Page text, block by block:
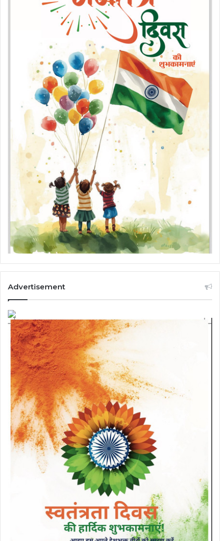
Advertisement